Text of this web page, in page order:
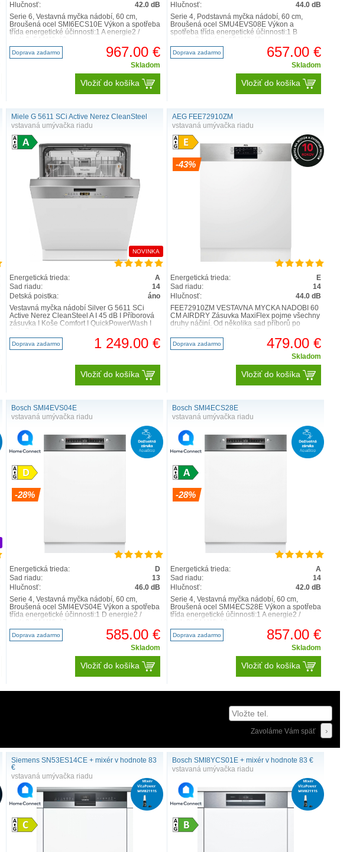
Hlučnosť:
42.0 dB
Serie 6, Vestavná myčka nádobí, 60 cm,
Broušená ocel SMI6ECS10E Výkon a spotřeba
třída energetické účinnosti:1 A energie2 /
Doprava zadarmo 967.00 €
Skladom
Vložiť do košíka
Hlučnosť:
44.0 dB
Serie 4, Podstavná myčka nádobí, 60 cm,
Broušená ocel SMU4EVS08E Výkon a
spotřeba třída energetické účinnosti:1 B
Doprava zadarmo 657.00 €
Skladom
Vložiť do košíka
Miele G 5611 SCi Active Nerez CleanSteel
vstavaná umývačka riadu
NOVINKA
Energetická trieda:
A
Sad riadu:
14
Detská poistka:
áno
Vestavná myčka nádobí Silver G 5611 SCi
Active Nerez CleanSteel A I 45 dB I Příborová
zásuvka I Koše Comfort I QuickPowerWash I
Doprava zadarmo 1 249.00 €
Vložiť do košíka
AEG FEE72910ZM
vstavaná umývačka riadu
-43%
Energetická trieda:
E
Sad riadu:
14
Hlučnosť:
44.0 dB
FEE72910ZM VESTAVNÁ MYČKA NÁDOBÍ 60
CM AIRDRY Zásuvka MaxiFlex pojme všechny
druhy náčiní. Od několika sad příborů po
Doprava zadarmo 479.00 €
Skladom
Vložiť do košíka
Bosch SMI4EVS04E
vstavaná umývačka riadu
-28%
Energetická trieda:
D
Sad riadu:
13
Hlučnosť:
46.0 dB
Serie 4, Vestavná myčka nádobí, 60 cm,
Broušená ocel SMI4EVS04E Výkon a spotřeba
třída energetické účinnosti:1 D energie2 /
Doprava zadarmo 585.00 €
Skladom
Vložiť do košíka
Bosch SMI4ECS28E
vstavaná umývačka riadu
-28%
Energetická trieda:
A
Sad riadu:
14
Hlučnosť:
42.0 dB
Serie 4, Vestavná myčka nádobí, 60 cm,
Broušená ocel SMI4ECS28E Výkon a spotřeba
třída energetické účinnosti:1 A energie2 /
Doprava zadarmo 857.00 €
Skladom
Vložiť do košíka
Zavoláme Vám späť
Siemens SN53ES14CE + mixér v hodnote 83
€
vstavaná umývačka riadu
Bosch SMI8YCS01E + mixér v hodnote 83 €
vstavaná umývačka riadu